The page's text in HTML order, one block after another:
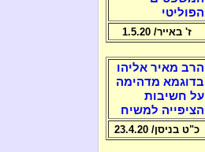
הפוליטי
ז' באייר/ 1.5.20
הרב מאיר אליהו
בדוגמא מדהימה
על חשיבות
הציפייה למשיח
כ"ט בניסן/ 23.4.20